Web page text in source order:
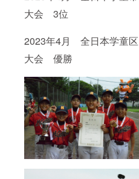
大会 3位
2023年4月 全日本学童区
大会 優勝